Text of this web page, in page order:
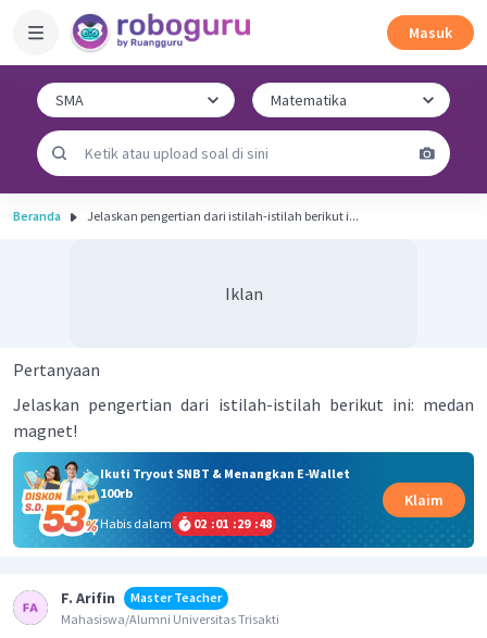
Masuk
Beranda Jelaskan pengertian dari istilah-istilah berikut i...
Iklan
Pertanyaan
Jelaskan pengertian dari istilah-istilah berikut ini: medan
magnet!
Ikuti Tryout SNBT & Menangkan E-Wallet
100rb
Habis dalam
02 :01 :29 :48
Klaim
F. Arifin
Master Teacher
Mahasiswa/Alumni Universitas Trisakti